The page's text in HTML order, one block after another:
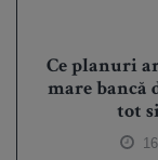
Ce planuri
mare bancă
tot